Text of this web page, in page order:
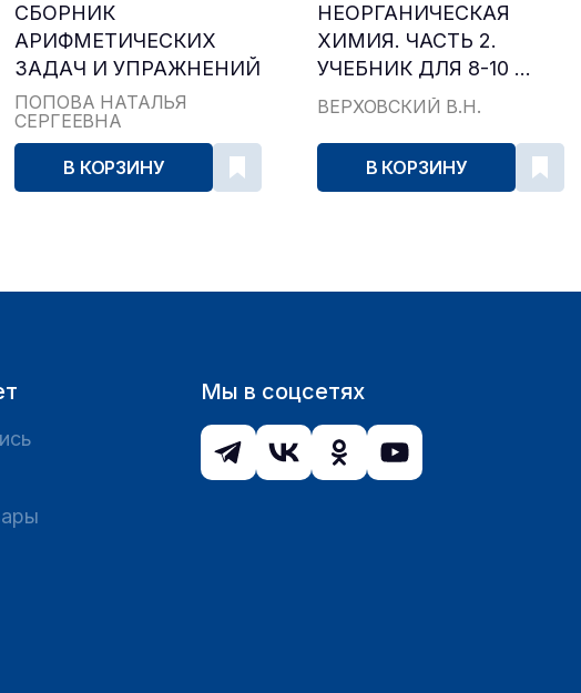
СБОРНИК
АРИФМЕТИЧЕСКИХ
ЗАДАЧ И УПРАЖНЕНИЙ
ДЛЯ НА...
ПОПОВА НАТАЛЬЯ
СЕРГЕЕВНА
В КОРЗИНУ
НЕОРГАНИЧЕСКАЯ
ХИМИЯ. ЧАСТЬ 2.
УЧЕБНИК ДЛЯ 8-10 ...
ВЕРХОВСКИЙ В.Н.
В КОРЗИНУ
Мы в соцсетях